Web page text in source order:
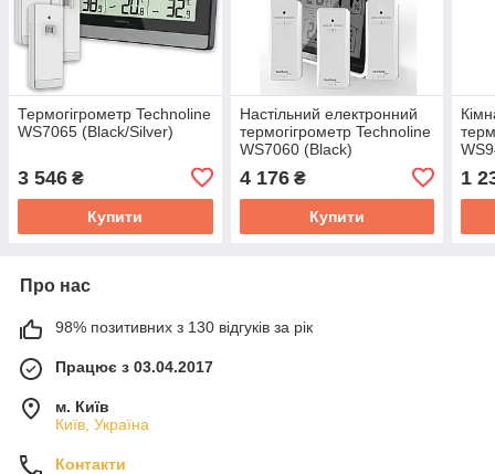
Термогігрометр Technoline
WS7065 (Black/Silver)
3 546 ₴
Купити
Настільний електронний
термогігрометр Technoline
WS7060 (Black)
4 176₴
Купити
1
Про нас
98% позитивних з 130 відгуків за рік
Працює з 03.04.2017
м. Київ
Київ, Україна
Контакти